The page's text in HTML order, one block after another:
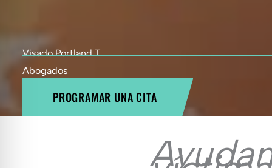
Visado Portland T
Abogados
PROGRAMAR UNA CITA